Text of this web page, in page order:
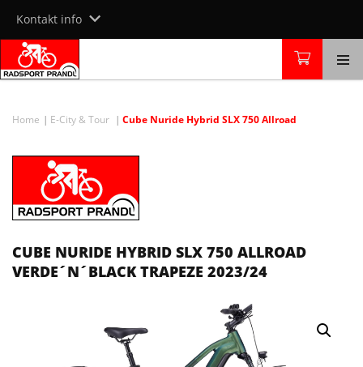
content
Kontakt info
Home E-City & Tour Cube Nuride Hybrid SLX 750 Allroad
CUBE NURIDE HYBRID SLX 750 ALLROAD
VERDE´N´BLACK TRAPEZE 2023/24